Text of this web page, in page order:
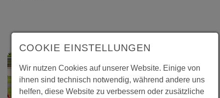
COOKIE EINSTELLUNGEN
Wir nutzen Cookies auf unserer Website. Einige von
ihnen sind technisch notwendig, während andere uns
helfen, diese Website zu verbessern oder zusätzliche